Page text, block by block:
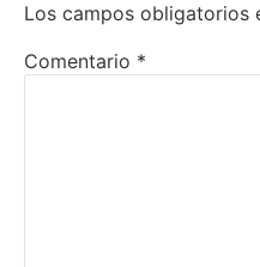
Los campos obligatorios
Comentario *